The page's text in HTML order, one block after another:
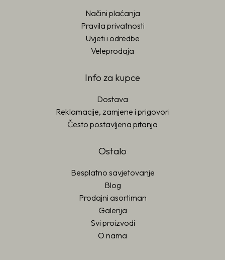
Načini plaćanja
Pravila privatnosti
Uvjeti i odredbe
Veleprodaja
Info za kupce
Dostava
Reklamacije, zamjene i prigovori
Često postavljena pitanja
Ostalo
Besplatno savjetovanje
Blog
Prodajni asortiman
Galerija
Svi proizvodi
O nama